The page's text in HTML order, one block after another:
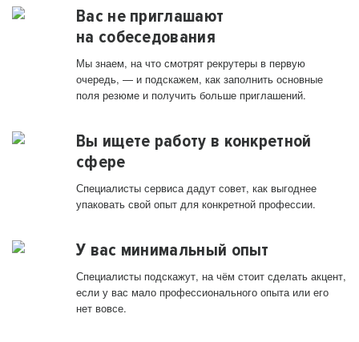
Вас не приглашают
на собеседования
Мы знаем, на что смотрят рекрутеры в первую
очередь, — и подскажем, как заполнить основные
поля резюме и получить больше приглашений.
Вы ищете работу в конкретной
сфере
Специалисты сервиса дадут совет, как выгоднее
упаковать свой опыт для конкретной профессии.
У вас минимальный опыт
Специалисты подскажут, на чём стоит сделать акцент,
если у вас мало профессионального опыта или его
нет вовсе.